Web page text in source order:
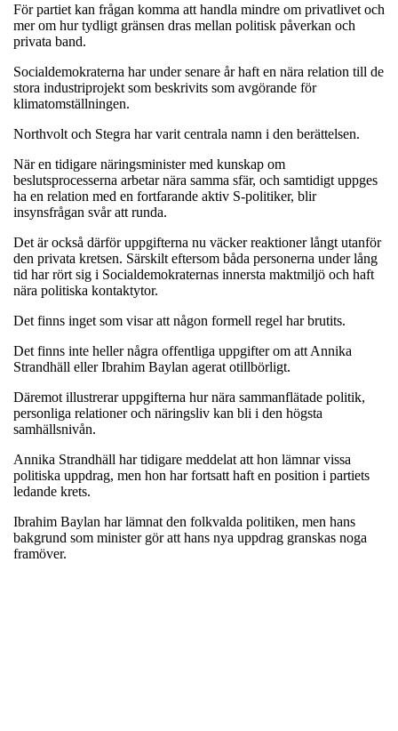
För partiet kan frågan komma att handla mindre om privatlivet och
mer om hur tydligt gränsen dras mellan politisk påverkan och
privata band.
Socialdemokraterna har under senare år haft en nära relation till de
stora industriprojekt som beskrivits som avgörande för
klimatomställningen.
Northvolt och Stegra har varit centrala namn i den berättelsen.
När en tidigare näringsminister med kunskap om
beslutsprocesserna arbetar nära samma sfär, och samtidigt uppges
ha en relation med en fortfarande aktiv S-politiker, blir
insynsfrågan svår att runda.
Det är också därför uppgifterna nu väcker reaktioner långt utanför
den privata kretsen. Särskilt eftersom båda personerna under lång
tid har rört sig i Socialdemokraternas innersta maktmiljö och haft
nära politiska kontaktytor.
Det finns inget som visar att någon formell regel har brutits.
Det finns inte heller några offentliga uppgifter om att Annika
Strandhäll eller Ibrahim Baylan agerat otillbörligt.
Däremot illustrerar uppgifterna hur nära sammanflätade politik,
personliga relationer och näringsliv kan bli i den högsta
samhällsnivån.
Annika Strandhäll har tidigare meddelat att hon lämnar vissa
politiska uppdrag, men hon har fortsatt haft en position i partiets
ledande krets.
Ibrahim Baylan har lämnat den folkvalda politiken, men hans
bakgrund som minister gör att hans nya uppdrag granskas noga
framöver.